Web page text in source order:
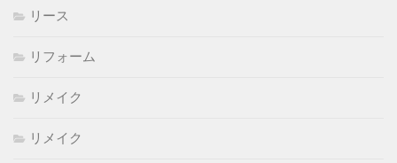
リース
リフォーム
リメイク
リメイク